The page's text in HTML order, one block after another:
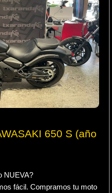
650 S (año
NUEVA?
fácil. Compramos tu moto